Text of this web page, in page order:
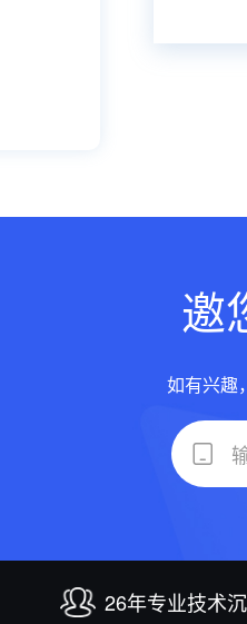
邀
如有兴趣
26年专业技术